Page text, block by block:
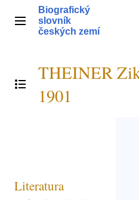
obsahHlavní menu
Biografický
slovník
českých zemí
Přepnout obsah
THEINER
1901
Literatura